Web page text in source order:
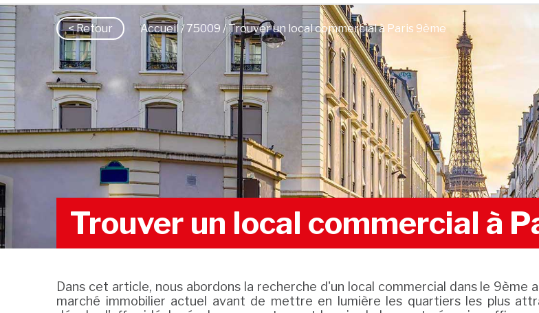
< Retour Accueil/75009 / Trouver un local commercial à Paris 9ème
Trouver un local commercial à
Dans cet article, nous abordons la recherche d'un local commercial dans le
marché immobilier actuel avant de mettre en lumière les quartiers les plus